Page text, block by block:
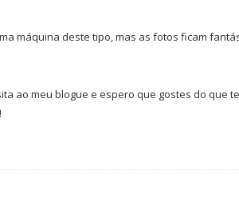
máquina deste tipo, mas as fotos ficam
ao meu blogue e espero que gostes do que